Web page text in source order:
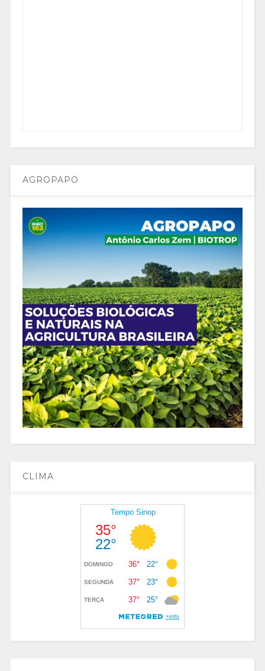
AGROPAPO
CLIMA